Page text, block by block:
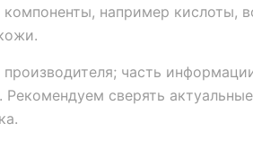
например кислоты,
часть
сверять актуальные